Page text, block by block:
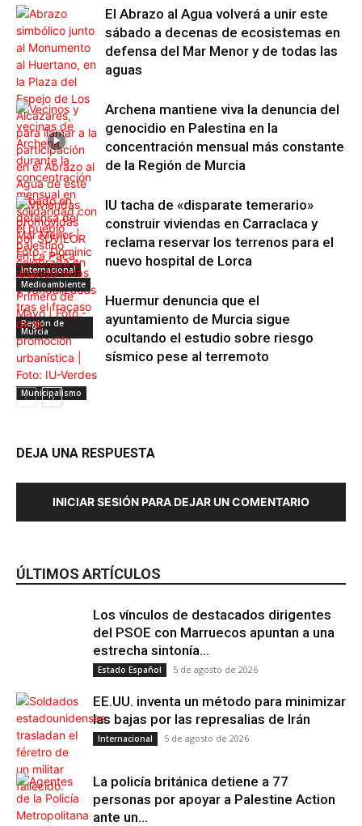
Internacional
El Abrazo al Agua volverá a unir este
sábado a decenas de ecosistemas en
defensa del Mar Menor y de todas las
aguas
Región de
Murcia
Archena mantiene viva la denuncia del
genocidio en Palestina en la
concentración mensual más constante
de la Región de Murcia
Municipalismo
IU tacha de «disparate temerario»
construir viviendas en Carraclaca y
reclama reservar los terrenos para el
nuevo hospital de Lorca
Medioambiente
Huermur denuncia que el
ayuntamiento de Murcia sigue
ocultando el estudio sobre riesgo
sísmico pese al terremoto
DEJA UNA RESPUESTA
INICIAR SESIÓN PARA DEJAR UN COMENTARIO
ÚLTIMOS ARTÍCULOS
Los vínculos de destacados dirigentes
del PSOE con Marruecos apuntan a una
estrecha sintonía...
Estado Español 5 de agosto de 2026
EE.UU. inventa un método para minimizar
las bajas por las represalias de Irán
Internacional 5 de agosto de 2026
La policía británica detiene a 77
personas por apoyar a Palestine Action
ante un...